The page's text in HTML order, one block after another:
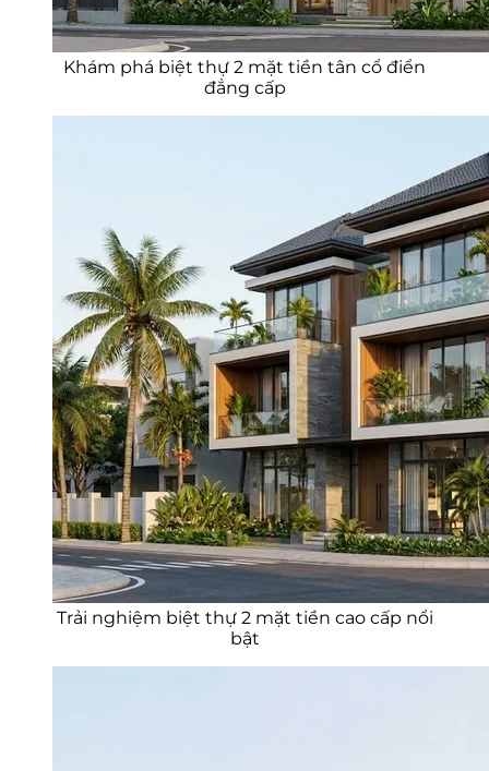
Khám phá biệt thự 2 mặt tiền tân cổ điển
đẳng cấp
Trải nghiệm biệt thự 2 mặt tiền cao cấp nổi
bật